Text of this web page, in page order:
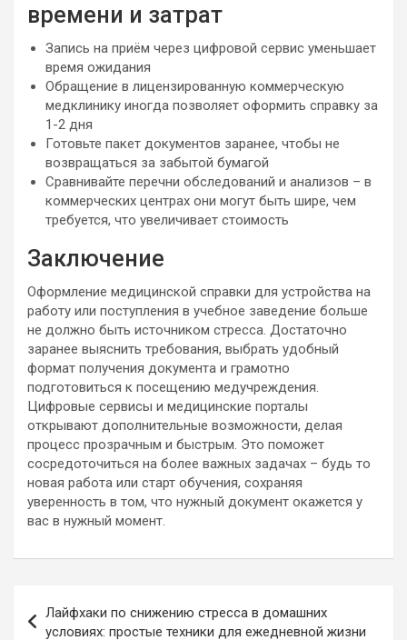
времени и затрат
Запись на приём через цифровой сервис уменьшает
время ожидания
Обращение в лицензированную коммерческую
медклинику иногда позволяет оформить справку за
1-2 дня
Готовьте пакет документов заранее, чтобы не
возвращаться за забытой бумагой
Сравнивайте перечни обследований и анализов – в
коммерческих центрах они могут быть шире, чем
требуется, что увеличивает стоимость
Заключение
Оформление медицинской справки для устройства на
работу или поступления в учебное заведение больше
не должно быть источником стресса. Достаточно
заранее выяснить требования, выбрать удобный
формат получения документа и грамотно
подготовиться к посещению медучреждения.
Цифровые сервисы и медицинские порталы
открывают дополнительные возможности, делая
процесс прозрачным и быстрым. Это поможет
сосредоточиться на более важных задачах – будь то
новая работа или старт обучения, сохраняя
уверенность в том, что нужный документ окажется у
вас в нужный момент.
по
Лайфхаки по снижению стресса в домашних
условиях: простые техники для ежедневной жизни